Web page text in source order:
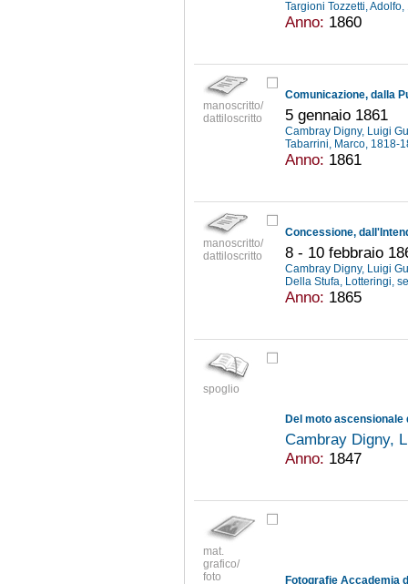
Targioni Tozzetti,
Anno: 1860
manoscritto/
dattiloscritto
5 gennaio 1861
Cambray Digny, Luigi
Tabarrini, Marco, 1818-
Anno: 1861
manoscritto/
dattiloscritto
8 - 10 febbraio
Cambray Digny, Luigi
Della Stufa, Lotteringi,
Anno: 1865
spoglio
Del moto ascensionale
Cambray Digny,
Anno: 1847
mat.
grafico/
foto